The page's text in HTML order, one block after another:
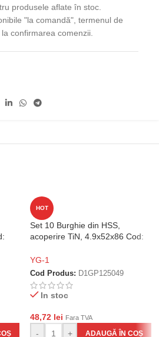
produsele aflate în stoc.
"la comandă", termenul de
confirmarea comenzii.
HOT
Set 10 Burghie din HSS,
acoperire TiN, 4.9x52x86 Cod:
YG-1
Cod Produs: D1GP125049
In stoc
48,72 lei Fara TVA
- + ADAUGĂ ÎN COȘ